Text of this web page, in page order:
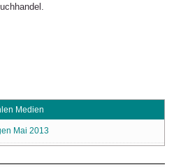
Medien
Mai 2013